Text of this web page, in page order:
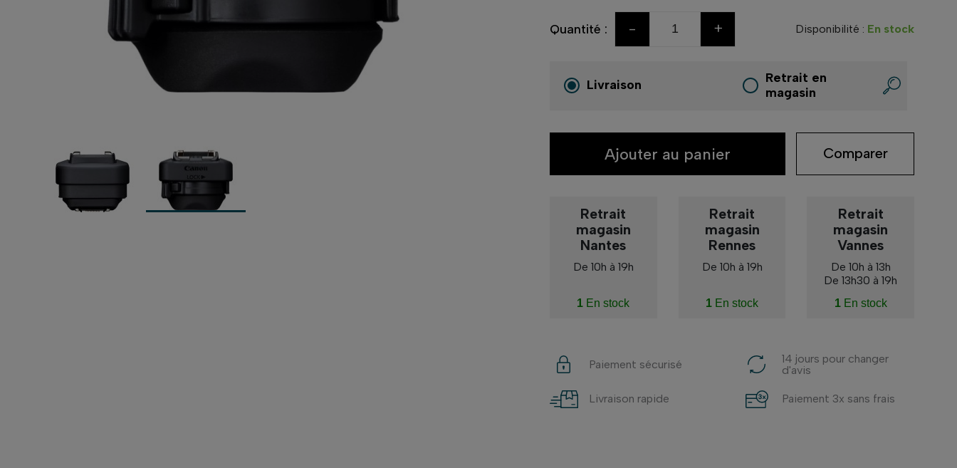
Quantité : - + Disponibilité : En stock
Livraison
Retrait en
magasin
Ajouter au panier Comparer
Retrait
magasin
Nantes
De 10h à 19h
1 En stock
Retrait
magasin
Rennes
De 10h à 19h
1 En stock
Retrait
magasin
Vannes
De 10h à 13h
De 13h30 à 19h
1En stock
Paiement sécurisé
14 jours pour changer
d'avis
Livraison rapide Paiement 3x sans frais